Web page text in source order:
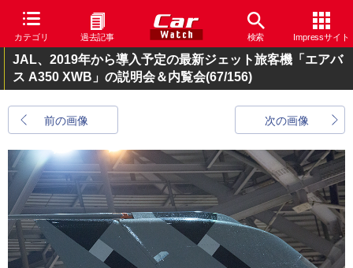
カテゴリ 過去記事 検索 Impressサイト
JAL、2019年から導入予定の最新ジェット旅客機「エアバ
ス A350 XWB」の説明会＆内覧会(67/156)
前の画像 次の画像